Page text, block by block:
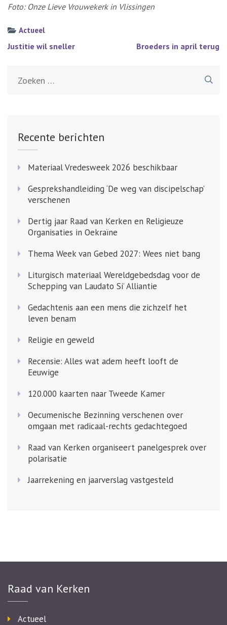
Foto: Onze Lieve Vrouwekerk in Vlissingen
Actueel
Bericht
Justitie wil sneller Broeders in april terug
Recente berichten
Materiaal Vredesweek 2026 beschikbaar
Gesprekshandleiding ‘De weg van discipelschap’
verschenen
Dertig jaar Raad van Kerken en Religieuze
Organisaties in Oekraïne
Thema Week van Gebed 2027: Wees niet bang
Liturgisch materiaal Wereldgebedsdag voor de
Schepping van Laudato Si’ Alliantie
Gedachtenis aan een mens die zichzelf het
leven benam
Religie en geweld
Recensie: Alles wat adem heeft looft de
Eeuwige
120.000 kaarten naar Tweede Kamer
Oecumenische Bezinning verschenen over
omgaan met radicaal-rechts gedachtegoed
Raad van Kerken organiseert panelgesprek over
polarisatie
Jaarrekening en jaarverslag vastgesteld
Raad van Kerken
Actueel